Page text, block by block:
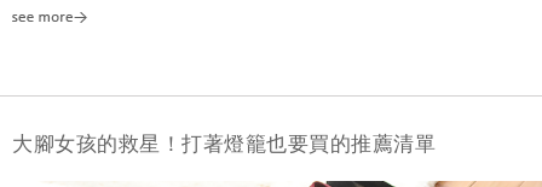
大腳女孩的救星！打著燈籠也要買的推薦清單